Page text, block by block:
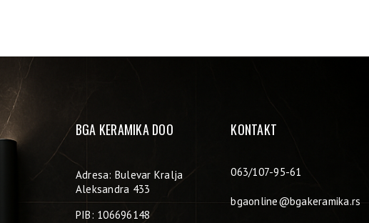
BGA KERAMIKA DOO
Adresa: Bulevar Kralja
Aleksandra 433
PIB: 106696148
KONTAKT
063/107-95-61
bgaonline@bgakeramika.rs